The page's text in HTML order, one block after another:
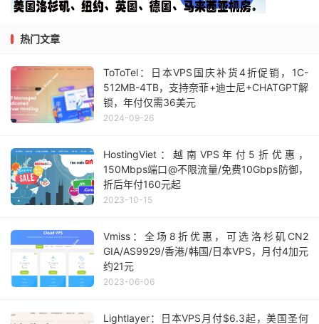
热门文章
ToToTel：日本VPS国庆补货4折促销，1C-
512MB-4TB，支持奈菲+迪士尼+CHATGPT解
锁，年付仅需36美元
2024-09-26
HostingViet：越南VPS年付5折优惠，
150Mbps端口@不限流量/免费10Gbps防御，
折后年付160元起
2023-10-15
Vmiss：全场8折优惠，可选洛杉矶CN2
GIA/AS9929/香港/韩国/日本VPS，月付4加元
约21元
2023-06-06
Lightlayer：日本VPS月付$6.3起，美国圣何